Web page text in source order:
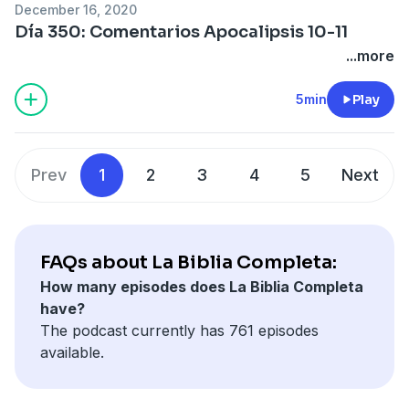
December 16, 2020
Día 350: Comentarios Apocalipsis 10-11
...more
5min Play
Prev 1 2 3 4 5 Next
FAQs about La Biblia Completa:
How many episodes does La Biblia Completa
have?
The podcast currently has 761 episodes
available.